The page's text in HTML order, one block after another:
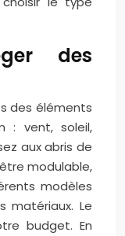
des
des éléments
: vent, soleil,
aux abris de
modulable,
modèles
Le
budget. En